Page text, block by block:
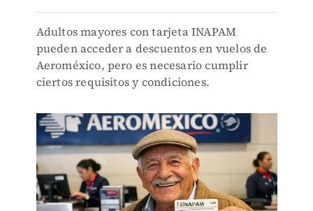
Adultos mayores con tarjeta INAPAM
pueden acceder a descuentos en vuelos de
Aeroméxico, pero es necesario cumplir
ciertos requisitos y condiciones.